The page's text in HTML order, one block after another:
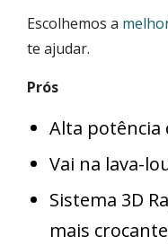
Escolhemos a
te ajudar.
Prós
Alta potência
Vai na lava-
Sistema 3D
mais